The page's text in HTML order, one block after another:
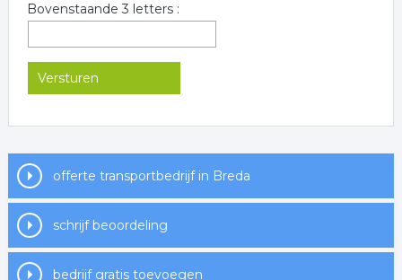
Bovenstaande 3 letters :
offerte transportbedrijf in Breda
schrijf beoordeling
bedrijf gratis toevoegen